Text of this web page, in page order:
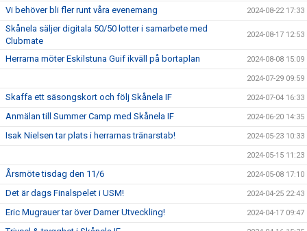
Vi behöver bli fler runt våra evenemang 2024-08-22 17:33
Skånela säljer digitala 50/50 lotter i samarbete med
Clubmate
2024-08-17 12:53
Herrarna möter Eskilstuna Guif ikväll på bortaplan 2024-08-08 15:09
2024-07-29 09:59
Skaffa ett säsongskort och följ Skånela IF 2024-07-04 16:33
Anmälan till Summer Camp med Skånela IF 2024-06-20 14:35
Isak Nielsen tar plats i herrarnas tränarstab! 2024-05-23 10:33
2024-05-15 11:23
Årsmöte tisdag den 11/6 2024-05-08 17:10
Det är dags Finalspelet i USM! 2024-04-25 22:43
Eric Mugrauer tar över Damer Utveckling! 2024-04-17 09:47